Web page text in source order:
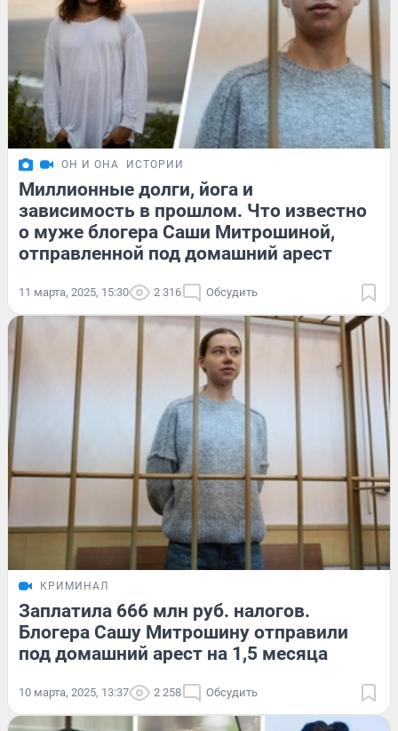
ОН И ОНА ИСТОРИИ
Миллионные долги, йога и
зависимость в прошлом. Что известно
о муже блогера Саши Митрошиной,
отправленной под домашний арест
11 марта, 2025, 15:30 2 316 Обсудить
КРИМИНАЛ
Заплатила 666 млн руб. налогов.
Блогера Сашу Митрошину отправили
под домашний арест на 1,5 месяца
10 марта, 2025, 13:37 2 258 Обсудить